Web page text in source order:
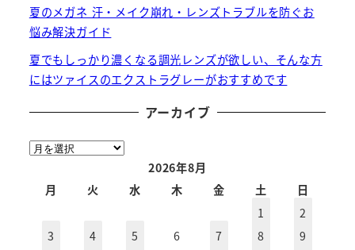
夏のメガネ 汗・メイク崩れ・レンズトラブルを防ぐお
悩み解決ガイド
夏でもしっかり濃くなる調光レンズが欲しい、そんな方
にはツァイスのエクストラグレーがおすすめです
アーカイブ
ア
2026年8月
月
火 水 木 金 土
日
1
2
3
4 5 6 7 8
9